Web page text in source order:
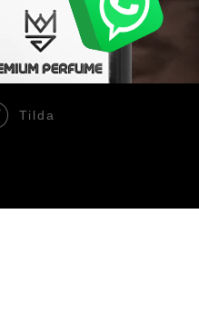
Tilda